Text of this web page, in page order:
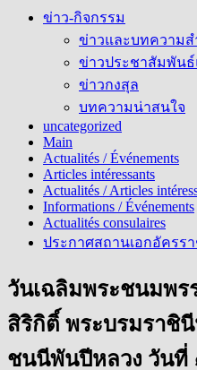
ข่าว-กิจกรรม
ข่าวและบทความ
ข่าวประชาสัมพัน
ข่าวกงสุล
บทความน่าสนใจ
uncategorized
Main
Actualités / Événements
Articles intéressants
Actualités / Articles
Informations / Événements
Actualités consulaires
ประกาศสถานเอกอัครร
วันเฉลิมพระชนมพร
สิริกิติ์ พระบรมราชิ
ชนนีพันปีหลวง วัน